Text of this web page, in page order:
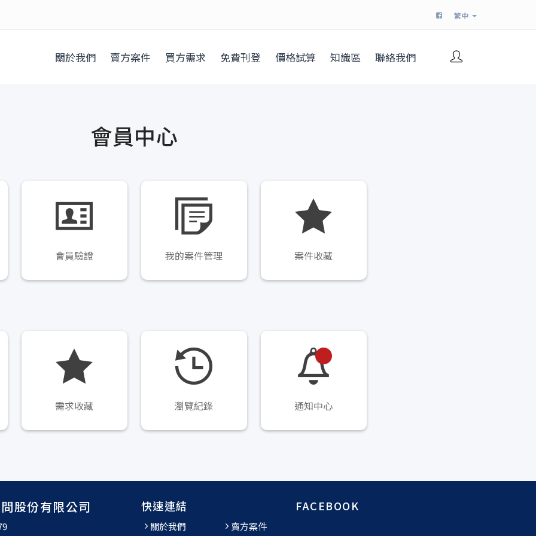
繁中
關於我們 賣方案件 買方需求 免費刊登 價格試算 知識區 聯絡我們
會員中心
會員驗證 我的案件管理 案件收藏
需求收藏 瀏覽紀錄 通知中心
股份有限公司 快速連結
關於我們 賣方案件
FACEBOOK